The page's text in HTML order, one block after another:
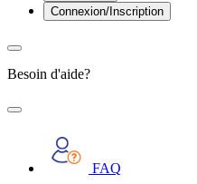
Connexion/Inscription
Besoin d'aide?
FAQ